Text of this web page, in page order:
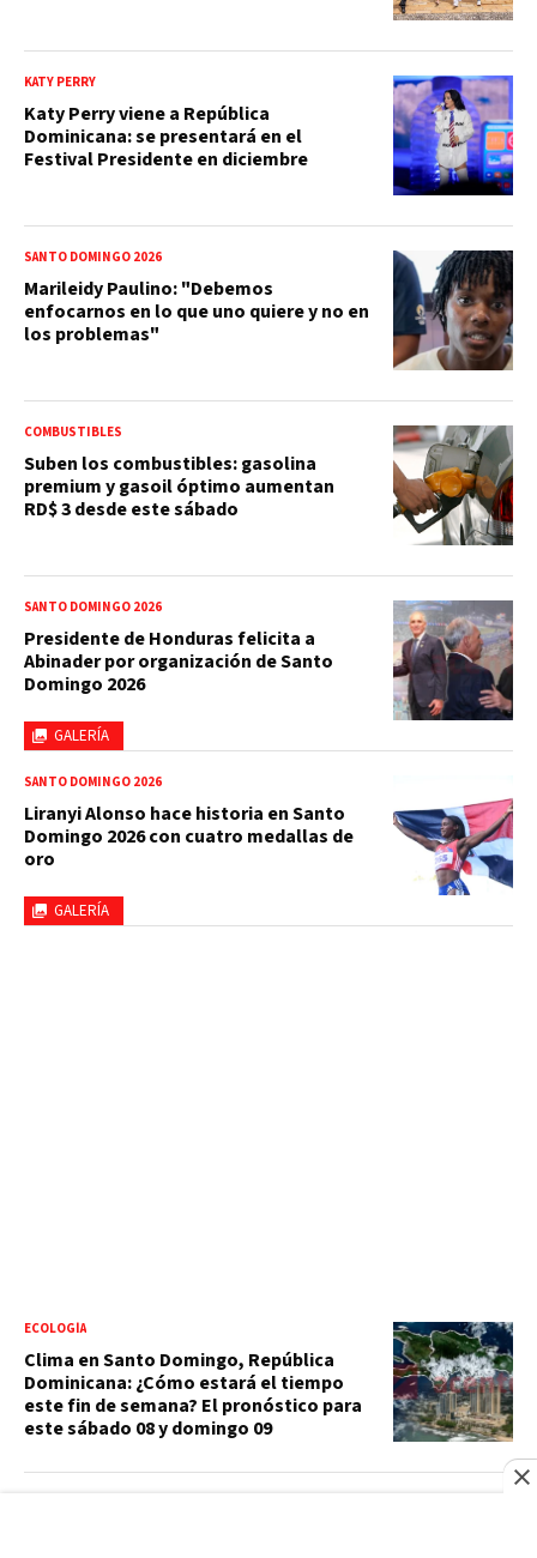
KATY PERRY
Katy Perry viene a República
Dominicana: se presentará en el
Festival Presidente en diciembre
SANTO DOMINGO 2026
Marileidy Paulino: "Debemos
enfocarnos en lo que uno quiere y no en
los problemas"
COMBUSTIBLES
Suben los combustibles: gasolina
premium y gasoil óptimo aumentan
RD$ 3 desde este sábado
GALERÍA
SANTO DOMINGO 2026
Presidente de Honduras felicita a
Abinader por organización de Santo
Domingo 2026
GALERÍA
SANTO DOMINGO 2026
Liranyi Alonso hace historia en Santo
Domingo 2026 con cuatro medallas de
oro
ECOLOGÍA
Clima en Santo Domingo, República
Dominicana: ¿Cómo estará el tiempo
este fin de semana? El pronóstico para
este sábado 08 y domingo 09